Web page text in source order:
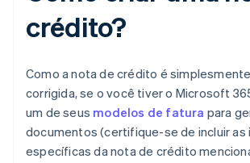
crédito?
Como a nota de crédito é
corrigida, se o você tiver o Microsoft
um de seus modelos de fatura para
documentos (certifique-se de incluir as
específicas da nota de crédito